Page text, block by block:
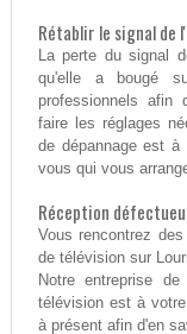
Rétablir le signal de
La perte du signal
qu'elle a bougé
professionnels afin
faire les réglages
de dépannage est à
vous qui vous
Réception
Vous rencontrez
de télévision sur
Notre entreprise
télévision est à
à présent afin d'en